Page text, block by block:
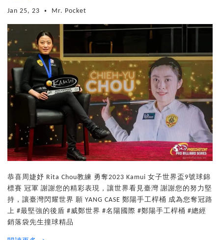
Jan 25, 23 • Mr. Pocket
恭喜周婕妤 Rita Chou教練 勇奪2023 Kamui 女子世界盃9號球錦
標賽 冠軍 謝謝您的精彩表現，讓世界看見臺灣 謝謝您的努力堅
持，讓臺灣閃耀世界 願 YANG CASE 鄭陽手工桿桶 成為您奪冠路
上 #最堅強的後盾 #威鄭世界 #名陽國際 #鄭陽手工桿桶 #總經
銷落袋先生撞球精品